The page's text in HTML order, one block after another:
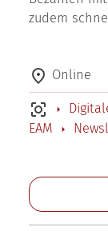
zudem
Online
EAM